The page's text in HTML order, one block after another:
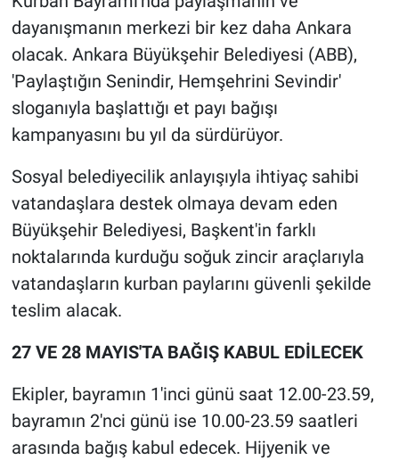
dayanışmanın merkezi bir kez daha Ankara
olacak. Ankara Büyükşehir Belediyesi (ABB),
'Paylaştığın Senindir, Hemşehrini Sevindir'
sloganıyla başlattığı et payı bağışı
kampanyasını bu yıl da sürdürüyor.
Sosyal belediyecilik anlayışıyla ihtiyaç sahibi
vatandaşlara destek olmaya devam eden
Büyükşehir Belediyesi, Başkent'in farklı
noktalarında kurduğu soğuk zincir araçlarıyla
vatandaşların kurban paylarını güvenli şekilde
teslim alacak.
27 VE 28 MAYIS'TA BAĞIŞ KABUL EDİLECEK
Ekipler, bayramın 1'inci günü saat 12.00-23.59,
bayramın 2'nci günü ise 10.00-23.59 saatleri
arasında bağış kabul edecek. Hijyenik ve